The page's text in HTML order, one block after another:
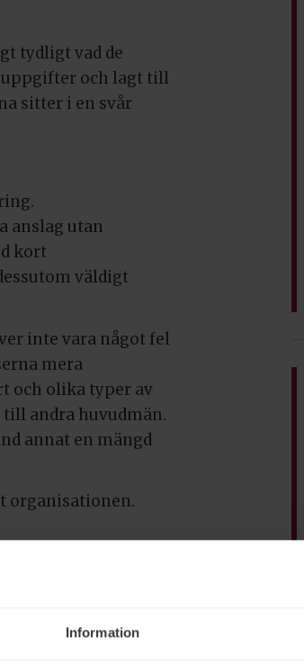
Information
tydligt vad de
uppgifter och lagt till
sitter i en svår
anslag utan
kort
väldigt
inte vara något fel
mera
och olika typer av
andra huvudmän.
annat en mängd
organisationen.
kompetens
botten med vad